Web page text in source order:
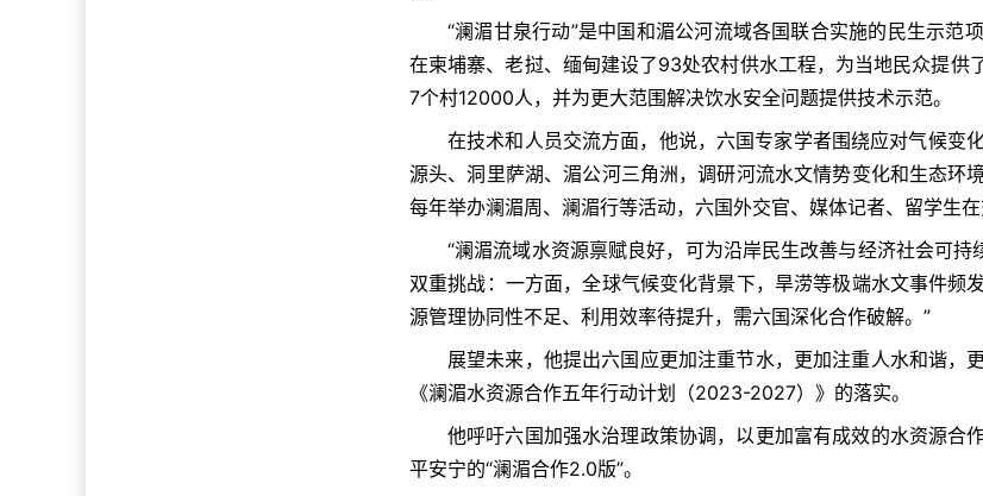
“澜湄甘泉行动”是中国和湄公河流域各国联合实施的民生示范
在柬埔寨、老挝、缅甸建设了93处农村供水工程，为当地民众提供
7个村12000人，并为更大范围解决饮水安全问题提供技术示范。
在技术和人员交流方面，他说，六国专家学者围绕应对气候变
源头、洞里萨湖、湄公河三角洲，调研河流水文情势变化和生态环
每年举办澜湄周、澜湄行等活动，六国外交官、媒体记者、留学生
“澜湄流域水资源禀赋良好，可为沿岸民生改善与经济社会可
双重挑战：一方面，全球气候变化背景下，旱涝等极端水文事件频
源管理协同性不足、利用效率待提升，需六国深化合作破解。”
展望未来，他提出六国应更加注重节水，更加注重人水和谐，
《澜湄水资源合作五年行动计划（2023-2027）》的落实。
他呼吁六国加强水治理政策协调，以更加富有成效的水资源合
平安宁的“澜湄合作2.0版”。